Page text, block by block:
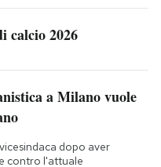
calcio 2026
a Milano vuole
dopo aver
contro l'attuale